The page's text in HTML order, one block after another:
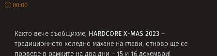
00:00
Както вече съобщихме, HARDCORE X-MAS 2023 –
традиционното коледно махане на глави, отново ще се
проведе в рамките на два дни – 15 и 16 декември!